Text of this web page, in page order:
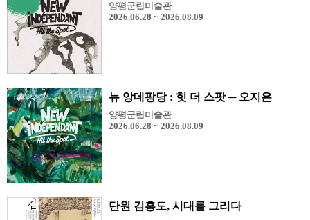
양평군립미술관
2026.06.28 ~ 2026.08.09
뉴 앙데팡당 : 힛 더 스팟 ─ 오지은
양평군립미술관
2026.06.28 ~ 2026.08.09
단원 김홍도, 시대를 그리다